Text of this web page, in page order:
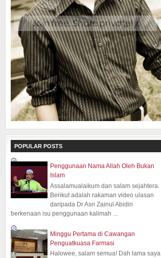
POPULAR POSTS
Penggunaan Nama Allah Oleh Bukan
Islam
Assalamualaikum dan salam sejahtera.
Berikut adalah rakaman video ulasan
daripada Dr Asri Zainul Abidin
berkenaan isu penggunaan kalimah ...
Minggu Pertama di Cawangan
Penguatkuasa Farmasi
Halowee, salam semua! Dah lama saya